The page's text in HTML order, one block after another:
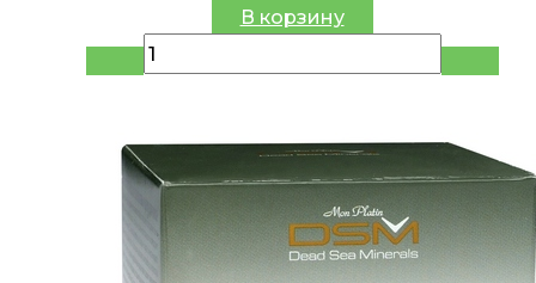
цена
70.59 руб..
60.00 руб..
В корзину